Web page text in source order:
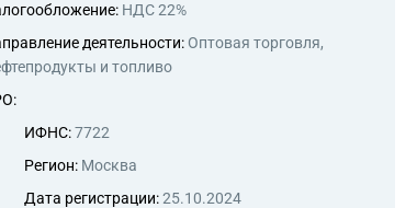
НДС 22%
деятельности: Оптовая торговля,
и топливо
ИФНС:7722
Регион: Москва
Дата регистрации:25.10.2024